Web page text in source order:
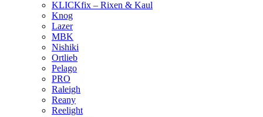
KLICKfix – Rixen & Kaul
Knog
Lazer
MBK
Nishiki
Ortlieb
Pelago
PRO
Raleigh
Reany
Reelight